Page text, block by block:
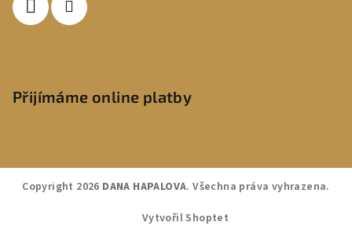
Přijímáme online platby
Copyright 2026 DANA HAPALOVA. Všechna práva vyhrazena.
Vytvořil Shoptet